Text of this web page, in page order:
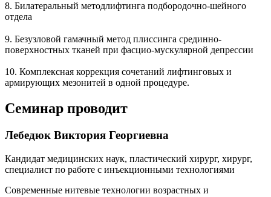
8. Билатеральный методлифтинга подбородочно-шейного
отдела
9. Безузловой гамачный метод плиссинга срединно-
поверхностных тканей при фасцио-мускулярной депрессии
10. Комплексная коррекция сочетаний лифтинговых и
армирующих мезонитей в одной процедуре.
Семинар проводит
Лебедюк Виктория Георгиевна
Кандидат медицинских наук, пластический хирург, хирург,
специалист по работе с инъекционными технологиями
Современные нитевые технологии возрастных и